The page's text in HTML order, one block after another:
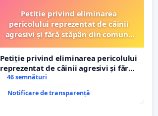
Petiție privind eliminarea
pericolului reprezentat de câinii
agresivi și fără stăpân din comuna
Petiție privind eliminarea pericolului
reprezentat de câinii agresivi și fără
stăpân din comuna Tunari
46 semnături
Notificare de transparență